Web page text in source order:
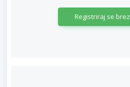
Registriraj se